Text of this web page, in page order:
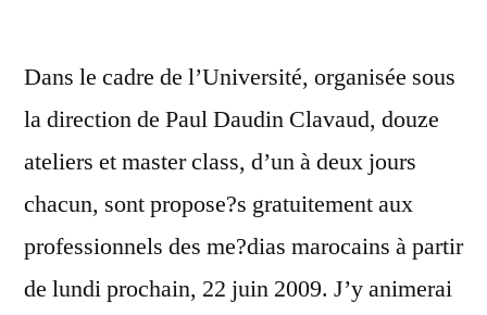
Dans le cadre de l’Université, organisée sous
la direction de Paul Daudin Clavaud, douze
ateliers et master class, d’un à deux jours
chacun, sont propose?s gratuitement aux
professionnels des me?dias marocains à partir
de lundi prochain, 22 juin 2009. J’y animerai